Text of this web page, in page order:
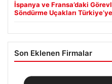
İspanya ve Fransa’daki
Söndürme Uçakları
Son Eklenen Firmalar